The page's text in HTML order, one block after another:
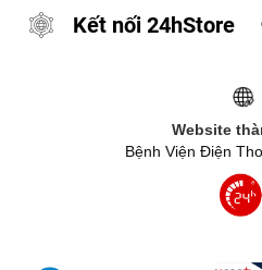
Kết nối 24hStore
Website
Bệnh Viện Điện